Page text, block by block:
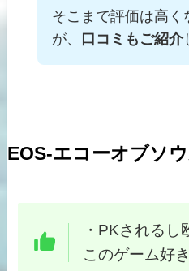
そこまで評価は高く
が、 口コミもご紹介
EOS-エコーオブソ
・ PKされるし
このゲーム好